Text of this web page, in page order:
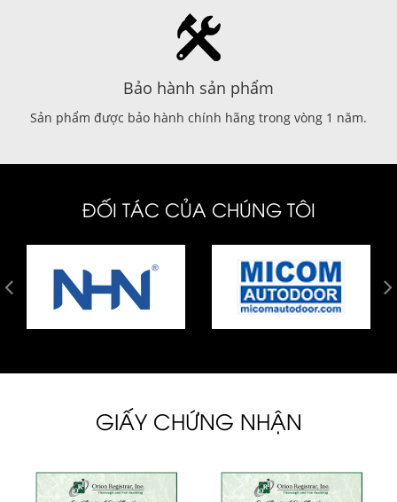
Bảo hành sản phẩm
Sản phẩm được bảo hành chính hãng trong vòng 1 năm.
ĐỐI TÁC CỦA CHÚNG TÔI
GIẤY CHỨNG NHẬN